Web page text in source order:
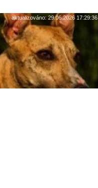
aktualizováno: 29.06.2026 17:29:36